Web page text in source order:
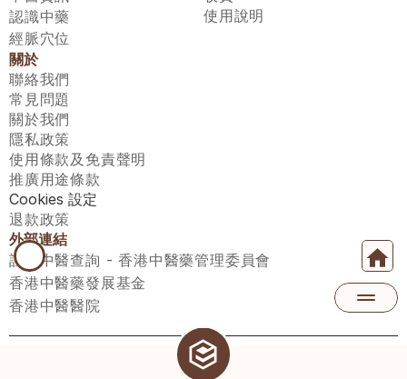
認識中藥
經脈穴位
使用說明
關於
聯絡我們
常見問題
關於我們
隱私政策
使用條款及免責聲明
推廣用途條款
Cookies 設定
退款政策
外部連結
註冊中醫查詢 - 香港中醫藥管理委員會
香港中醫藥發展基金
香港中醫醫院
醫師匯有限公司 ECWAY LIMITED Copyright 2026© All rights